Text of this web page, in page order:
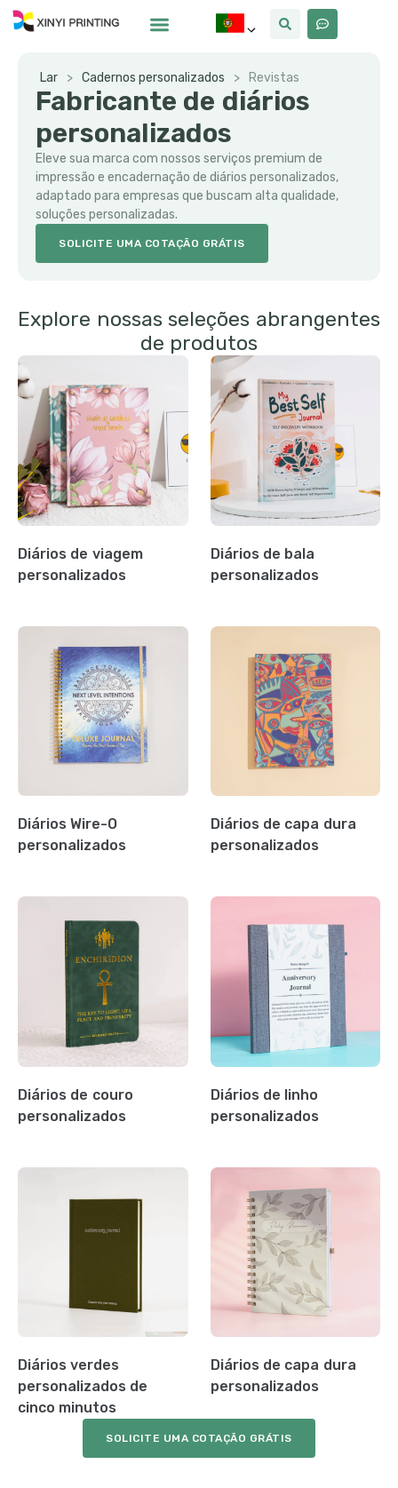
Lar > Cadernos personalizados > Revistas
Fabricante de diários
personalizados
Eleve sua marca com nossos serviços premium de
impressão e encadernação de diários personalizados,
adaptado para empresas que buscam alta qualidade,
soluções personalizadas.
SOLICITE UMA COTAÇÃO GRÁTIS
Explore nossas seleções abrangentes
de produtos
Diários de viagem
personalizados
Diários de bala
personalizados
Diários Wire-O
personalizados
Diários de capa dura
personalizados
Diários de couro
personalizados
Diários de linho
personalizados
Diários verdes
personalizados de
cinco minutos
Diários de capa dura
personalizados
SOLICITE UMA COTAÇÃO GRÁTIS